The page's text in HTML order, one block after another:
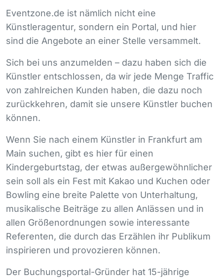
Eventzone.de ist nämlich nicht eine
Künstleragentur, sondern ein Portal, und hier
sind die Angebote an einer Stelle versammelt.
Sich bei uns anzumelden – dazu haben sich die
Künstler entschlossen, da wir jede Menge Traffic
von zahlreichen Kunden haben, die dazu noch
zurückkehren, damit sie unsere Künstler buchen
können.
Wenn Sie nach einem Künstler in Frankfurt am
Main suchen, gibt es hier für einen
Kindergeburtstag, der etwas außergewöhnlicher
sein soll als ein Fest mit Kakao und Kuchen oder
Bowling eine breite Palette von Unterhaltung,
musikalische Beiträge zu allen Anlässen und in
allen Größenordnungen sowie interessante
Referenten, die durch das Erzählen ihr Publikum
inspirieren und provozieren können.
Der Buchungsportal-Gründer hat 15-jährige